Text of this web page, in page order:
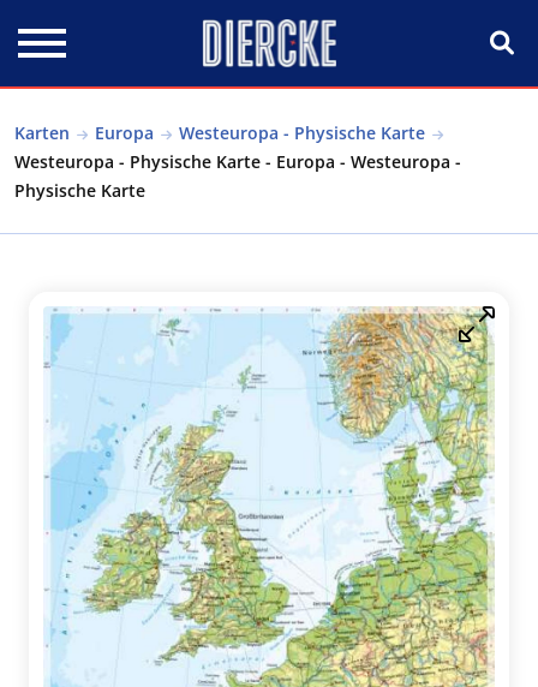
Karten Europa
Westeuropa - Physische Karte
Westeuropa - Physische Karte - Europa - Westeuropa -
Physische Karte